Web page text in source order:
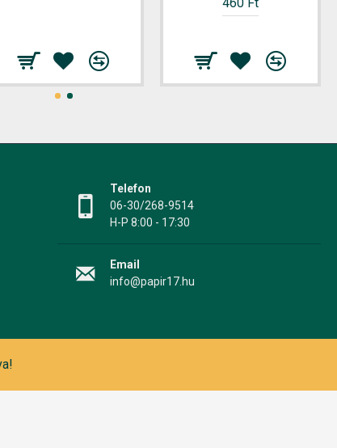
Telefon
06-30/268-9514
H-P 8:00 - 17:30
Email
info@papir17.hu